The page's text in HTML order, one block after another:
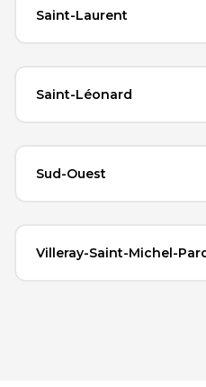
Saint-Laurent
Saint-Léonard
Sud-Ouest
Villeray-Saint-Michel-